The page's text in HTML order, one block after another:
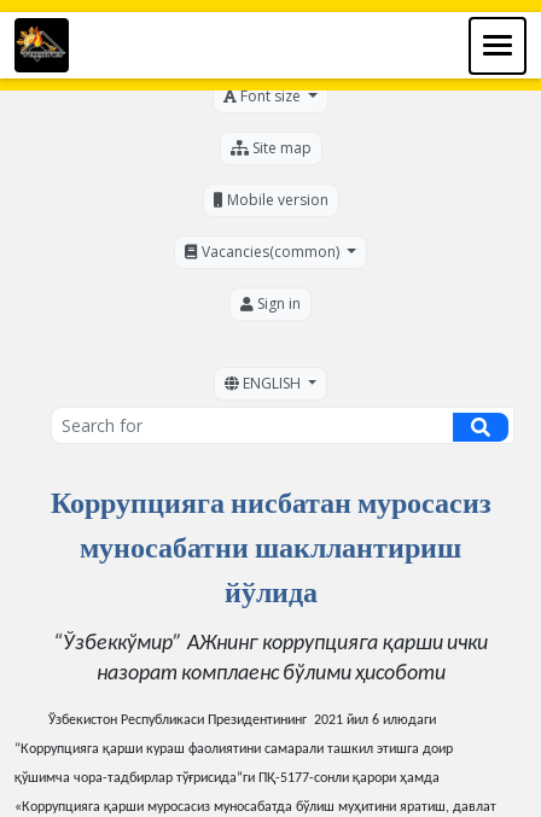
Font size
Site map
Mobile version
Vacancies(common)
Sign in
ENGLISH
Коррупцияга нисбатан муросасиз
муносабатни шакллантириш
йўлида
“Ўзбеккўмир” АЖнинг коррупцияга қаршиички
назорат комплаенс бўлимиҳисоботи
Ўзбекистон Республикаси Президентининг 2021 йил 6 илюдаги
“Коррупцияга қарши кураш фаолиятини самарали ташкил этишга доир
қўшимча чора-тадбирлар тўғрисида”ги ПҚ-5177-сонли қарори ҳамда
«Коррупцияга қарши муросасиз муносабатда бўлиш муҳитини яратиш, давлат